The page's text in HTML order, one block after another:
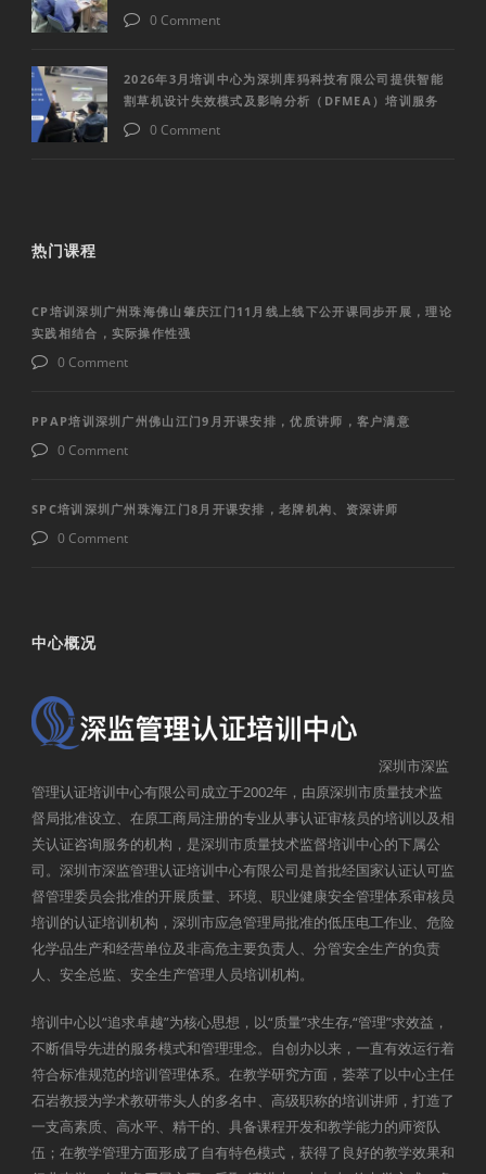
0 Comment
2026年3月培训中心为深圳库犸科技有限公司提供智能
割草机设计失效模式及影响分析（DFMEA）培训服务
0 Comment
热门课程
CP培训深圳广州珠海佛山肇庆江门11月线上线下公开课同步开展，理论
实践相结合，实际操作性强
0 Comment
PPAP培训深圳广州佛山江门9月开课安排，优质讲师，客户满意
0 Comment
SPC培训深圳广州珠海江门8月开课安排，老牌机构、资深讲师
0 Comment
中心概况
深圳市深监
管理认证培训中心有限公司成立于2002年，由原深圳市质量技术监
督局批准设立、在原工商局注册的专业从事认证审核员的培训以及相
关认证咨询服务的机构，是深圳市质量技术监督培训中心的下属公
司。深圳市深监管理认证培训中心有限公司是首批经国家认证认可监
督管理委员会批准的开展质量、环境、职业健康安全管理体系审核员
培训的认证培训机构，深圳市应急管理局批准的低压电工作业、危险
化学品生产和经营单位及非高危主要负责人、分管安全生产的负责
人、安全总监、安全生产管理人员培训机构。
培训中心以“追求卓越”为核心思想，以“质量”求生存,“管理”求效益，
不断倡导先进的服务模式和管理理念。自创办以来，一直有效运行着
符合标准规范的培训管理体系。在教学研究方面，荟萃了以中心主任
石岩教授为学术教研带头人的多名中、高级职称的培训讲师，打造了
一支高素质、高水平、精干的、具备课程开发和教学能力的师资队
伍；在教学管理方面形成了自有特色模式，获得了良好的教学效果和